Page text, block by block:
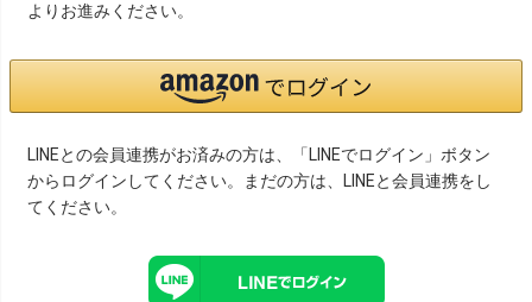
よりお進みください。
LINEとの会員連携がお済みの方は、「LINEでログイン」ボタン
からログインしてください。まだの方は、
LINEと会員連携をし
てください。